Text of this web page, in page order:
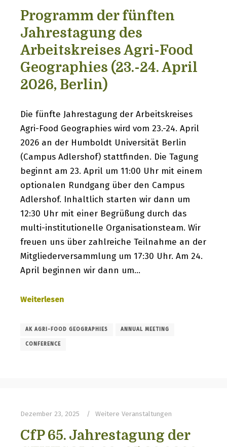
Programm der fünften
Jahrestagung des
Arbeitskreises Agri-Food
Geographies (23.-24. April
2026, Berlin)
Die fünfte Jahrestagung der Arbeitskreises
Agri-Food Geographies wird vom 23.-24. April
2026 an der Humboldt Universität Berlin
(Campus Adlershof) stattfinden. Die Tagung
beginnt am 23. April um 11:00 Uhr mit einem
optionalen Rundgang über den Campus
Adlershof. Inhaltlich starten wir dann um
12:30 Uhr mit einer Begrüßung durch das
multi-institutionelle Organisationsteam. Wir
freuen uns über zahlreiche Teilnahme an der
Mitgliederversammlung um 17:30 Uhr. Am 24.
April beginnen wir dann um…
Weiterlesen
AK AGRI-FOOD GEOGRAPHIES ANNUAL MEETING
CONFERENCE
Dezember 23, 2025 Weitere Veranstaltungen
CfP 65. Jahrestagung der